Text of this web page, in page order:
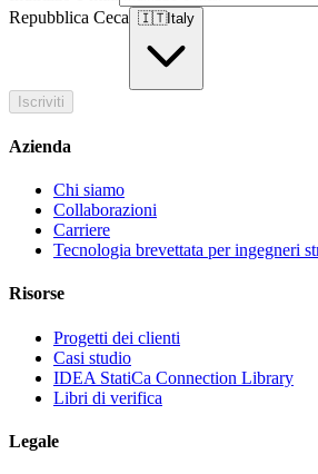
Repubblica Ceca 🇮🇹Italy
Iscriviti
Azienda
Chi siamo
Collaborazioni
Carriere
Tecnologia brevettata per ingegneri
Risorse
Progetti dei clienti
Casi studio
IDEA StatiCa Connection Library
Libri di verifica
Legale